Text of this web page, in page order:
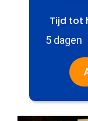
Tijd tot
5 dagen